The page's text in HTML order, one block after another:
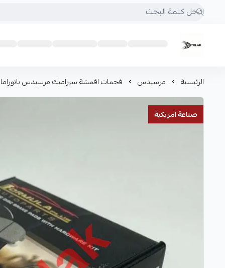
Motrlak
الرئيسية مرسيدس فحمات اقمشة سيراميك مرسيدس بانوراما S350 S500 S550
صناعة امريكية